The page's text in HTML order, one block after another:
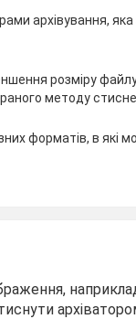
архівування,
розміру
методу
форматів, в які